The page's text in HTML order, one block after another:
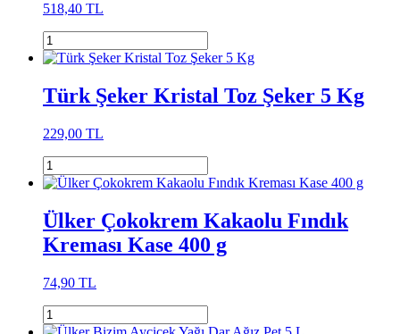
518,40 TL
Türk Şeker Kristal Toz Şeker 5 Kg
229,00 TL
Ülker Çokokrem Kakaolu Fındık
Kreması Kase 400 g
74,90 TL